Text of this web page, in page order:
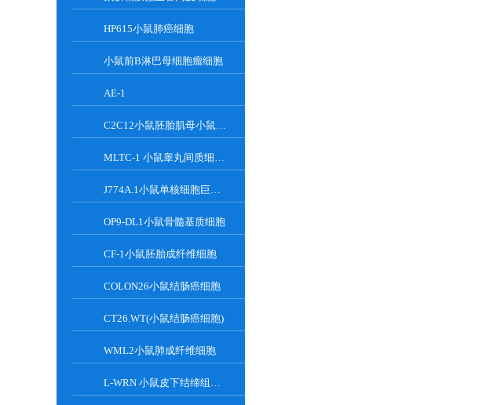
HP615小鼠肺癌细胞
小鼠前B淋巴母细胞瘤细胞
AE-1
C2C12小鼠胚胎肌母小鼠胚胎肌母细胞
MLTC-1 小鼠睾丸间质细胞瘤细胞系
J774A.1小鼠单核细胞巨噬细胞
OP9-DL1小鼠骨髓基质细胞
CF-1小鼠胚胎成纤维细胞
COLON26小鼠结肠癌细胞
CT26.WT(小鼠结肠癌细胞)
WML2小鼠肺成纤维细胞
L-WRN 小鼠皮下结缔组织细胞系